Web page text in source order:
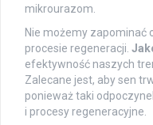
mikrourazom.
Nie możemy zapominać
procesie regeneracji.
efektywność naszych
Zalecane jest, aby sen
ponieważ taki
i procesy regeneracyjne.